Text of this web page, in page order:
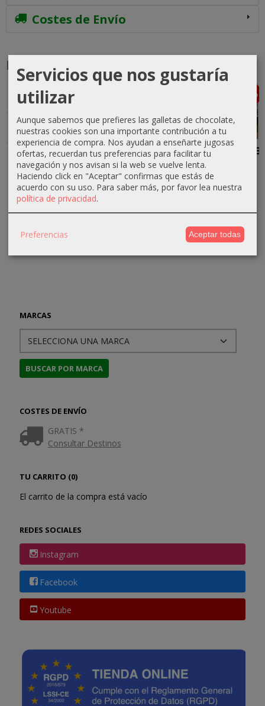
MARCAS
COSTES DE ENVÍO
GRATIS *
Consultar Destinos
TU CARRITO (0)
El carrito de la compra está vacío
REDES SOCIALES
Instagram
Facebook
Youtube
Costes de Envío
Productos Relacionados
Agotado-5 %
ASL Starter
Kit 3
41,80 €
44,00 €
Enemy
Action:
Ardennes
144,64 €
152,25 €
Enemy
Action:
Kharkov
124,69 €
131,25 €
-5 %
Salerno '43
44,10 €
Servicios que nos gustaría
utilizar
Aunque sabemos que prefieres las galletas de chocolate,
nuestras cookies son una importante contribución a tu
experiencia de compra. Nos ayudan a enseñarte jugosas
ofertas, recuerdan tus preferencias para facilitar tu
navegación y nos avisan si la web se vuelve lenta.
Haciendo click en "Aceptar" confirmas que estás de
acuerdo con su uso. Para saber más, por favor lea nuestra
política de privacidad.
Preferencias Aceptar todas